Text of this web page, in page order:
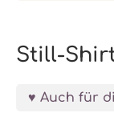
Still-
Auch für